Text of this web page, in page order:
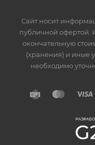
Сайт носит
публичной офертой.
окончательную
(хранения) и иные
необходимо